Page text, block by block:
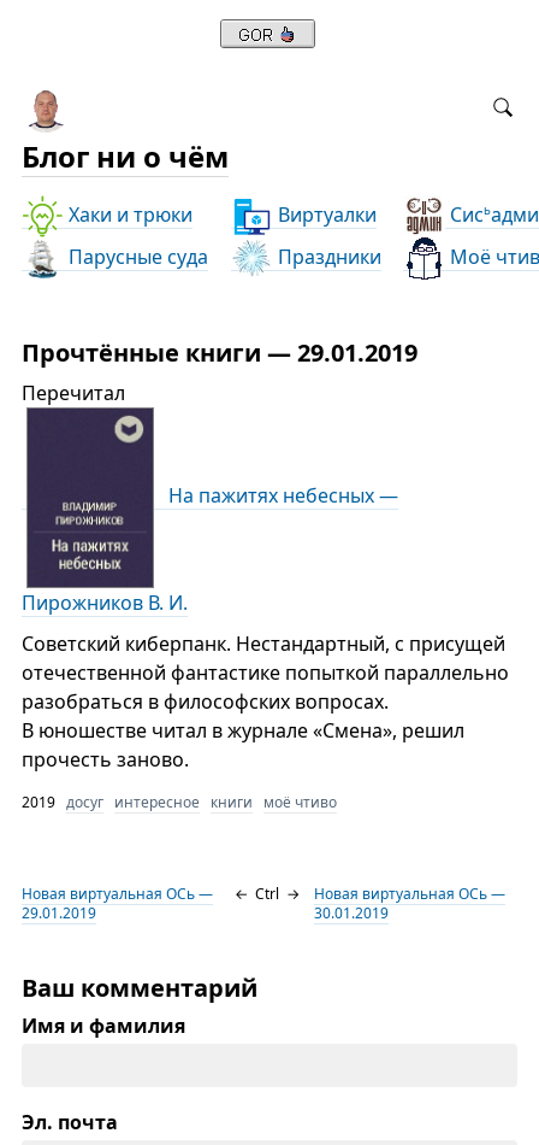
Блог ни о чём
Хаки и трюки Виртуалки Сись
Парусные суда
Праздники Моё
Прочтённые книги — 29.01.2019
Перечитал
На пажитях небесных —
Пирожников В. И.
Советский киберпанк. Нестандартный, с присущей
отечественной фантастике попыткой параллельно
разобраться в философских вопросах.
В юношестве читал в журнале «Смена», решил
прочесть заново.
2019 досуг интересное книги моё чтиво
Новая виртуальная ОСь —
29.01.2019
← Ctrl →
Новая виртуальная ОСь —
30.01.2019
Ваш комментарий
Имя и фамилия
Эл. почта